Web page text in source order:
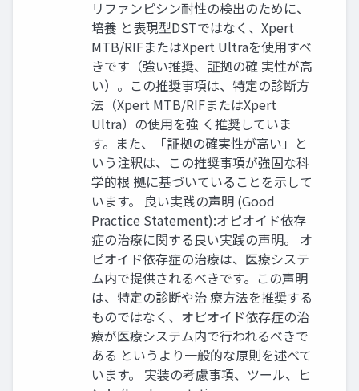
リファンピシン耐性の検出のために、
培養 と表現型DSTではなく、Xpert
MTB/RIFまたはXpert Ultraを使用すべ
きです（強い推奨、証拠の確 実性が高
い）。この推奨事項は、特定の診断方
法（Xpert MTB/RIFまたはXpert
Ultra）の使用を強 く推奨していま
す。また、「証拠の確実性が高い」と
いう注釈は、この推奨事項が強固な科
学的根 拠に基づいていることを示して
います。 良い実践の声明 (Good
Practice Statement):オピオイド依存
症の治療に関する良い実践の声明。 オ
ピオイド依存症の治療は、医療システ
ム内で提供されるべきです。この声明
は、特定の診断や治 療方法を推奨する
ものではなく、オピオイド依存症の治
療が医療システム内で行われるべきで
ある というより一般的な原則を述べて
います。 実装の考慮事項、ツール、ヒ